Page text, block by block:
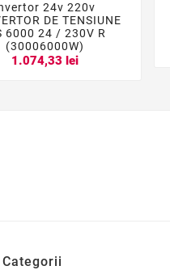
  
24v 220v
DE TENSIUNE
6000 24 / 230V R
(30006000W)
1.074,33 lei
Categorii